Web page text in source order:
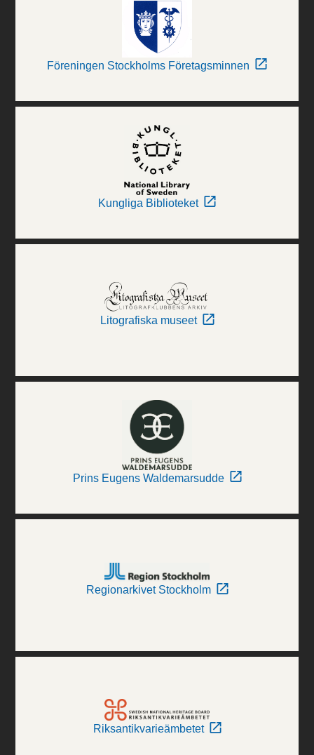
Föreningen Stockholms Företagsminnen
Kungliga Biblioteket
Litografiska museet
Prins Eugens Waldemarsudde
Regionarkivet Stockholm
Riksantikvarieämbetet